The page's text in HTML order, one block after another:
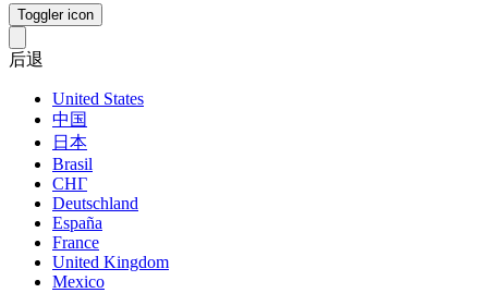
Toggler icon
后退
United States
中国
日本
Brasil
СНГ
Deutschland
España
France
United Kingdom
Mexico